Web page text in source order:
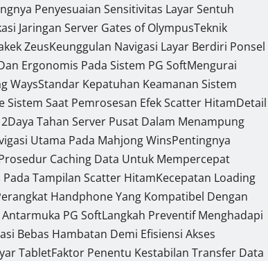
Penyesuaian Sensitivitas Layar Sentuh
Jaringan Server Gates of OlympusTeknik
ZeusKeunggulan Navigasi Layar Berdiri Ponsel
Ergonomis Pada Sistem PG SoftMengurai
WaysStandar Kepatuhan Keamanan Sistem
Sistem Saat Pemrosesan Efek Scatter HitamDetail
Daya Tahan Server Pusat Dalam Menampung
Utama Pada Mahjong WinsPentingnya
Caching Data Untuk Mempercepat
Tampilan Scatter HitamKecepatan Loading
Handphone Yang Kompatibel Dengan
PG SoftLangkah Preventif Menghadapi
Bebas Hambatan Demi Efisiensi Akses
TabletFaktor Penentu Kestabilan Transfer Data